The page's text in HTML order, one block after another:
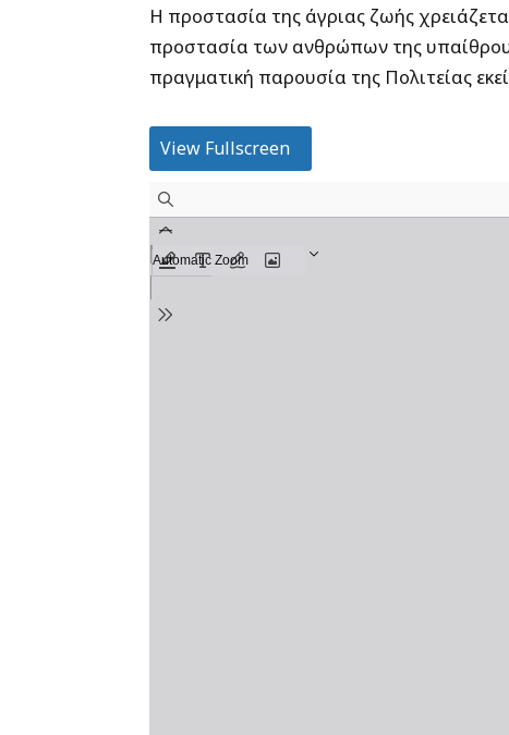
Η προστασία της άγριας ζωής
προστασία των ανθρώπων της υπαίθρου
πραγματική παρουσία της Πολιτείας
View Fullscreen